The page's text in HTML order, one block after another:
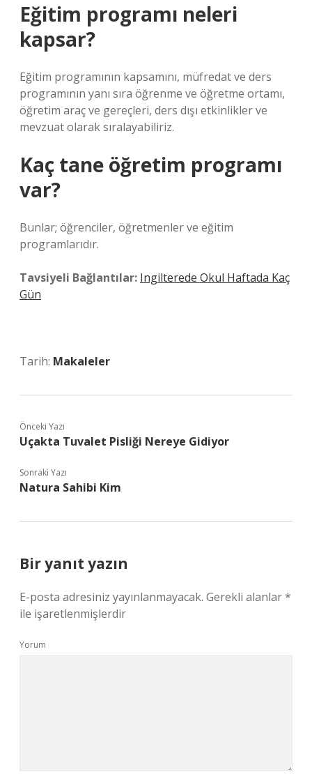
Eğitim programı neleri
kapsar?
Eğitim programının kapsamını, müfredat ve ders
programının yanı sıra öğrenme ve öğretme ortamı,
öğretim araç ve gereçleri, ders dışı etkinlikler ve
mevzuat olarak sıralayabiliriz.
Kaç tane öğretim programı
var?
Bunlar; öğrenciler, öğretmenler ve eğitim
programlarıdır.
Tavsiyeli Bağlantılar: Ingilterede Okul Haftada Kaç
Gün
Tarih: Makaleler
Önceki Yazı
Uçakta Tuvalet Pisliği Nereye Gidiyor
Sonraki Yazı
Natura Sahibi Kim
Bir yanıt yazın
E-posta adresiniz yayınlanmayacak. Gerekli alanlar*
ile işaretlenmişlerdir
Yorum